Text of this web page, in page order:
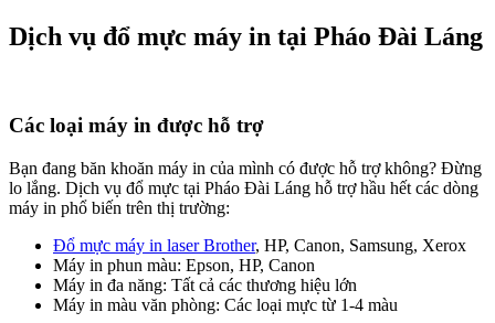
Dịch vụ đổ mực máy in tại Pháo Đài Láng
Các loại máy in được hỗ trợ
Bạn đang băn khoăn máy in của mình có được hỗ trợ không? Đừng
lo lắng. Dịch vụ đổ mực tại Pháo Đài Láng hỗ trợ hầu hết các dòng
máy in phổ biến trên thị trường:
Đổ mực máy in laser Brother, HP, Canon, Samsung, Xerox
Máy in phun màu: Epson, HP, Canon
Máy in đa năng: Tất cả các thương hiệu lớn
Máy in màu văn phòng: Các loại mực từ 1-4 màu